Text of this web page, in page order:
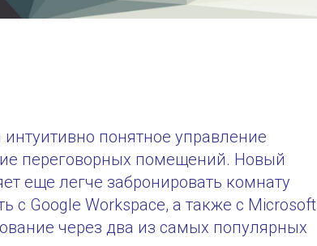
понятное управление
переговорных помещений. Новый
еще легче забронировать комнату
с Google Workspace, а также с Microsoft
через два из самых популярных